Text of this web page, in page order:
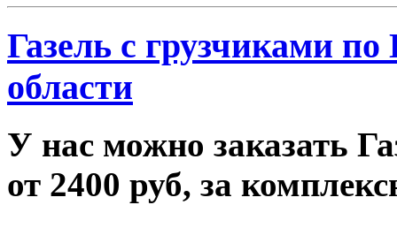
Газель с грузчиками
области
У нас можно заказать
от 2400 руб, за